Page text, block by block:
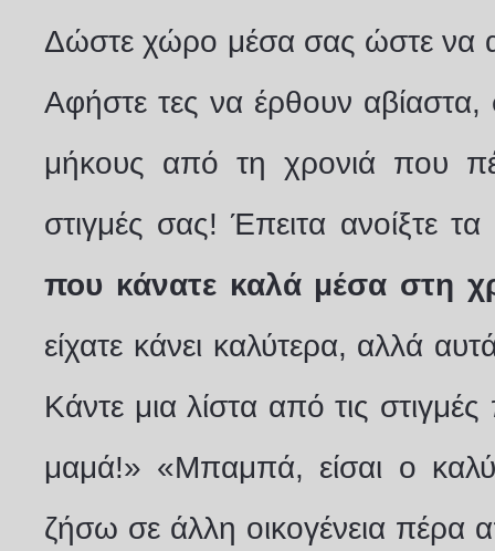
Δώστε χώρο μέσα σας ώστε να
Αφήστε τες να έρθουν αβίαστα,
μήκους από τη χρονιά που
στιγμές σας! Έπειτα ανοίξτε
που κάνατε καλά μέσα στη
είχατε κάνει καλύτερα, αλλά
Κάντε μια λίστα από τις
μαμά!» «Μπαμπά, είσαι ο
ζήσω σε άλλη οικογένεια πέρα